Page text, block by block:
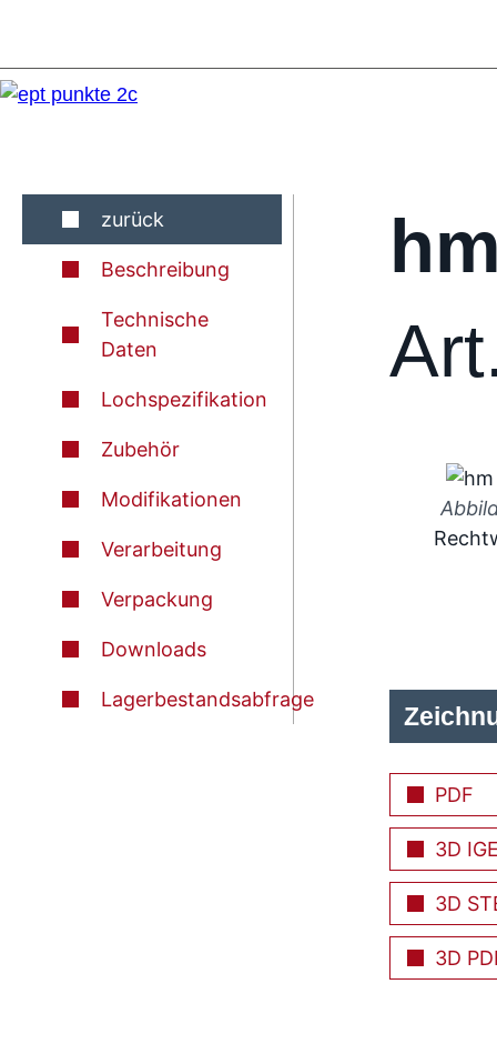
zurück
Beschreibung
Technische
Daten
Lochspezifikation
Zubehör
Modifikationen
Verarbeitung
Verpackung
Downloads
Lagerbestandsabfrage
PDF
3D
3D
3D